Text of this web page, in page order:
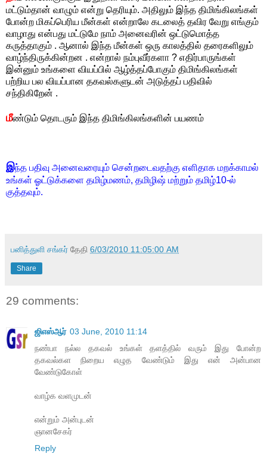
மட்டும்தான் வாழும் என்று தெரியும். அதிலும் இந்த திமிங்கிலங்கள்
போன்ற மிகப்பெரிய மீன்கள் என்றாலே கடலைத் தவிர வேறு எங்கும்
வாழாது என்பது மட்டுமே நாம் அனைவரின் ஒட்டுமொத்த
கருத்தாகும் . ஆனால் இந்த மீன்கள் ஒரு காலத்தில் தரைகளிலும்
வாழ்ந்திருக்கின்றன . என்றால் நம்புவீர்களா ? எதிர்பாருங்கள்
இன்னும் உங்களை வியப்பில் ஆழ்த்தப்போகும் திமிங்கிலங்கள்
பற்றிய பல வியப்பான தகவல்களுடன் அடுத்தப் பதிவில்
சந்திகிறேன் .
மீண்டும் தொடரும் இந்த திமிங்கிலங்களின் பயணம்
இந்த பதிவு அனைவரையும் சென்றடைவதற்கு எளிதாக மறக்காமல்
உங்கள் ஓட்டுக்களை தமிழ்மணம், தமிழிஷ் மற்றும் தமிழ்10-ல்
குத்தவும்.
பனித்துளி சங்கர் தேதி 6/03/2010 11:05:00 AM
Share
29 comments:
ஜிஎஸ்ஆர் 03 June, 2010 11:14
நண்பா நல்ல தகவல் உங்கள் தளத்தில் வரும் இது போன்ற
தகவல்கள நிறைய எழுத வேண்டும் இது என் அன்பான
வேண்டுகோள்
வாழ்க வளமுடன்
என்றும் அன்புடன்
ஞானசேகர்
Reply